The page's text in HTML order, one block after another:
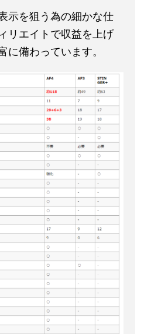
示を狙う為の細かな仕
リエイトで収益を上げ
に備わっています。